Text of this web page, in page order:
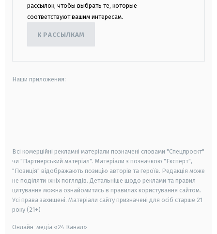
рассылок, чтобы выбрать те, которые
соответствуют вашим интересам.
К РАССЫЛКАМ
Наши приложения:
Всі комерційні рекламні матеріали позначені словами "Спецпроєкт"
чи "Партнерський матеріал". Матеріали з позначкою "Експерт",
"Позиція" відображають позицію авторів та героїв. Редакція може
не поділяти їхніх поглядів. Детальніше щодо реклами та правил
цитування можна ознайомитись в правилах користування сайтом.
Усі права захищені. Матеріали сайту призначені для осіб старше 21
року (21+)
Онлайн-медіа «24 Канал»